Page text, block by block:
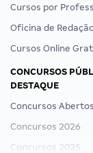
Cursos por
Oficina de
Cursos Online
CONCURSOS
DESTAQUE
Concursos Abertos
Concursos 2026
Concursos 2025